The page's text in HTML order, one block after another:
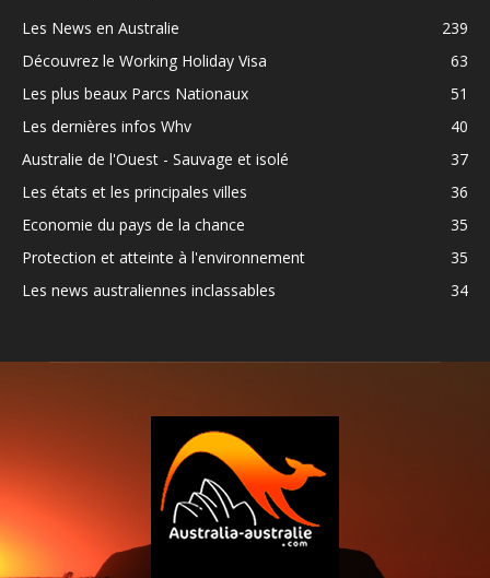
Les News en Australie
239
Découvrez le Working Holiday Visa
63
Les plus beaux Parcs Nationaux
51
Les dernières infos Whv
40
Australie de l'Ouest - Sauvage et isolé
37
Les états et les principales villes
36
Economie du pays de la chance
35
Protection et atteinte à l'environnement
35
Les news australiennes inclassables
34